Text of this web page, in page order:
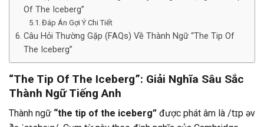
Of The Iceberg”
Đáp Án Gợi Ý Chi Tiết
Câu Hỏi Thường Gặp (FAQs) Về Thành Ngữ “The Tip Of
The Iceberg”
“The Tip Of The Iceberg”: Giải Nghĩa Sâu Sắc
Thành Ngữ Tiếng Anh
Thành ngữ “the tip of the iceberg” được phát âm là /tɪp əv